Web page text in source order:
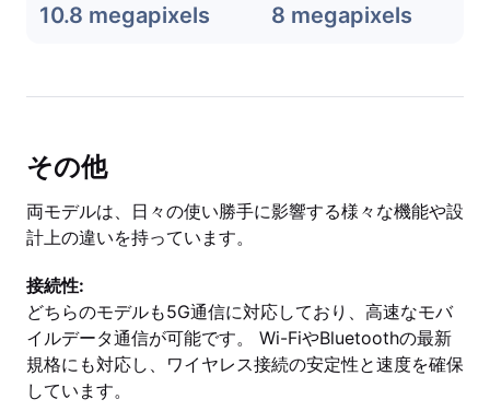
10.8 megapixels 8 megapixels
その他
両モデルは、日々の使い勝手に影響する様々な機能や設
計上の違いを持っています。
接続性:
どちらのモデルも5G通信に対応しており、高速なモバ
イルデータ通信が可能です。 Wi-FiやBluetoothの最新
規格にも対応し、ワイヤレス接続の安定性と速度を確保
しています。